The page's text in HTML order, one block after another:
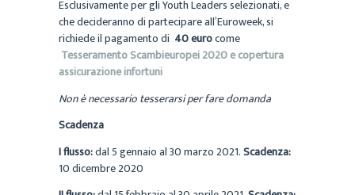
Esclusivamente per gli Youth Leaders selezionati, e
che decideranno di partecipare all’Euroweek, si
richiede il pagamento di 40 eurocome
Tesseramento Scambieuropei 2020 e copertura
assicurazione infortuni
Non è necessario tesserarsi per fare domanda
Scadenza
I flusso:dal 5 gennaio al 30 marzo 2021.Scadenza:
10 dicembre 2020